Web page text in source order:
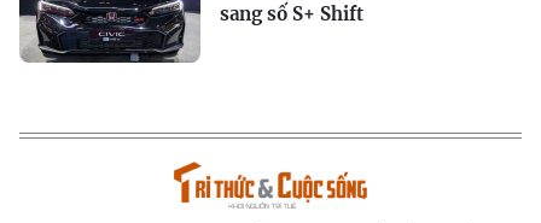
sang số S+ Shift